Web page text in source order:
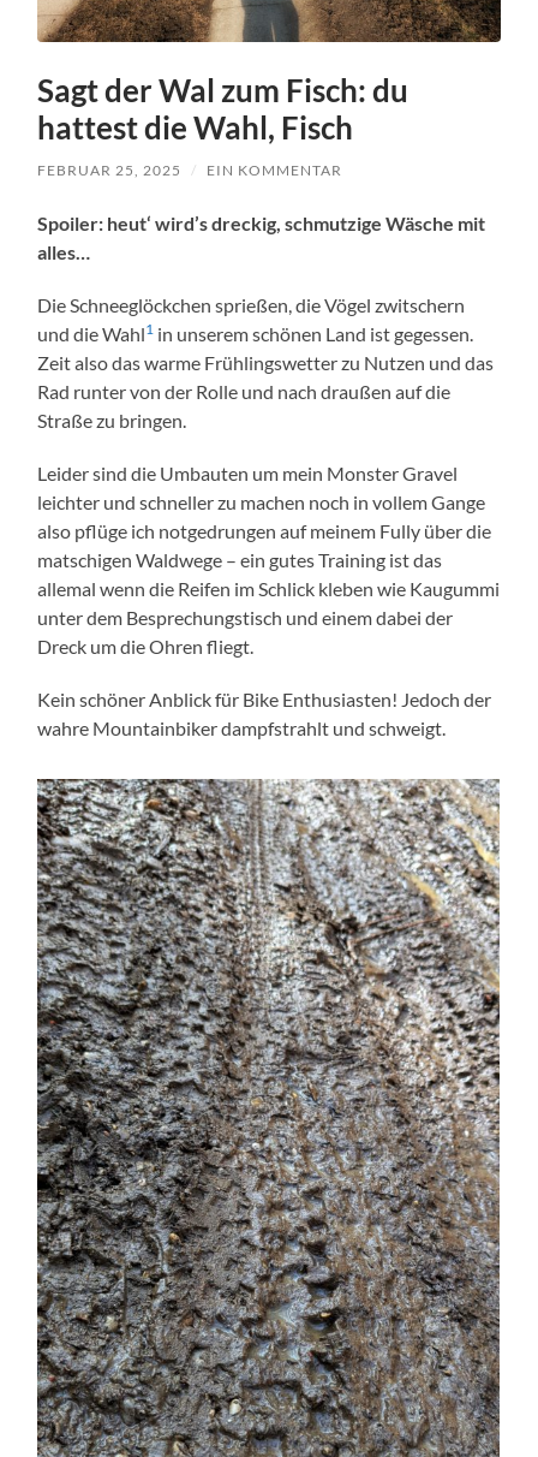
Sagt der Wal zum Fisch: du
hattest die Wahl, Fisch
FEBRUAR 25, 2025 / EIN KOMMENTAR
Spoiler: heut‘ wird’s dreckig, schmutzige Wäsche mit
alles…
Die Schneeglöckchen sprießen, die Vögel zwitschern
und die Wahl1 in unserem schönen Land ist gegessen.
Zeit also das warme Frühlingswetter zu Nutzen und das
Rad runter von der Rolle und nach draußen auf die
Straße zu bringen.
Leider sind die Umbauten um mein Monster Gravel
leichter und schneller zu machen noch in vollem Gange
also pflüge ich notgedrungen auf meinem Fully über die
matschigen Waldwege – ein gutes Training ist das
allemal wenn die Reifen im Schlick kleben wie Kaugummi
unter dem Besprechungstisch und einem dabei der
Dreck um die Ohren fliegt.
Kein schöner Anblick für Bike Enthusiasten! Jedoch der
wahre Mountainbiker dampfstrahlt und schweigt.